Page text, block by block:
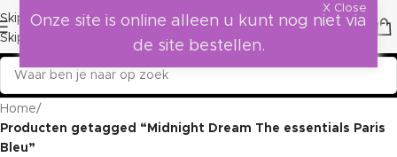
Skip to navigation
Skip to main content
Home/
Producten getagged “Midnight Dream The essentials Paris
Bleu”
X Close
Onze site is online alleen u kunt nog niet via
de site bestellen.